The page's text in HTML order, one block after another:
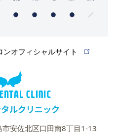
オフィシャルサイト
安佐北区口田南8丁目1-13